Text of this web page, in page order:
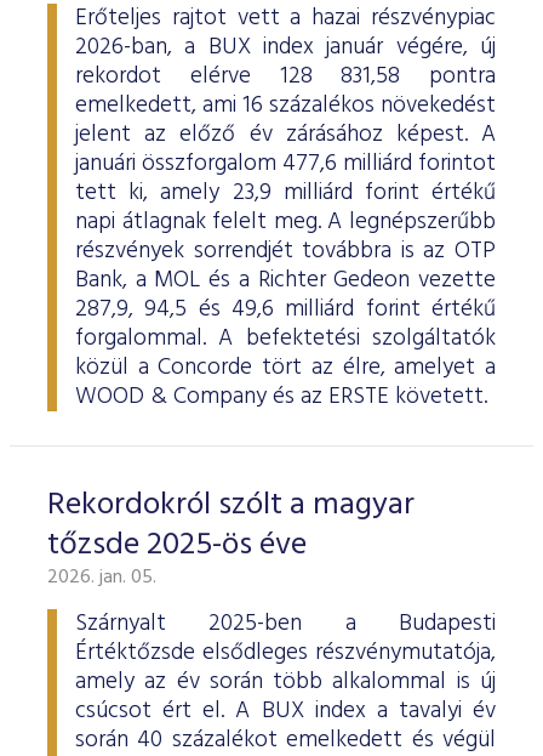
Erőteljes rajtot vett a hazai részvénypiac
2026-ban, a BUX index január végére, új
rekordot elérve 128 831,58 pontra
emelkedett, ami 16 százalékos növekedést
jelent az előző év zárásához képest. A
januári összforgalom 477,6 milliárd forintot
tett ki, amely 23,9 milliárd forint értékű
napi átlagnak felelt meg. A legnépszerűbb
részvények sorrendjét továbbra is az OTP
Bank, a MOL és a Richter Gedeon vezette
287,9, 94,5 és 49,6 milliárd forint értékű
forgalommal. A befektetési szolgáltatók
közül a Concorde tört az élre, amelyet a
WOOD & Company és az ERSTE követett.
Rekordokról szólt a magyar
tőzsde 2025-ös éve
2026. jan. 05.
Szárnyalt 2025-ben a Budapesti
Értéktőzsde elsődleges részvénymutatója,
amely az év során több alkalommal is új
csúcsot ért el. A BUX index a tavalyi év
során 40 százalékot emelkedett és végül